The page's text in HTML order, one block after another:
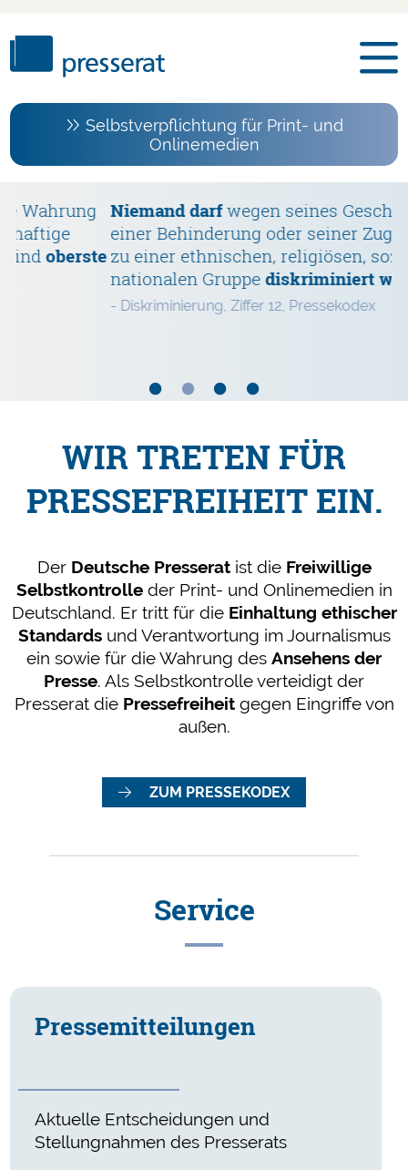
Selbstverpflichtung für Print- und
Onlinemedien
Niemand darfwegen seines Geschlechts,
einer Behinderung oder seiner
zu einer ethnischen, religiösen, sozialen
nationalen Gruppediskriminiert werden.
- Diskriminierung, Ziffer 12, Pressekodex
• •••
WIR TRETEN FÜR
PRESSEFREIHEIT EIN.
Der Deutsche Presseratist die Freiwillige
Selbstkontrolleder Print- und Onlinemedien in
Deutschland. Er tritt für die Einhaltung ethischer
Standardsund Verantwortung im Journalismus
ein sowie für die Wahrung des Ansehens der
Presse. Als Selbstkontrolle verteidigt der
Presserat die Pressefreiheitgegen Eingriffe von
außen.
ZUM PRESSEKODEX
Service
Presse­mitteilungen
Aktuelle Entscheidungen und
Stellungnahmen des Presserats